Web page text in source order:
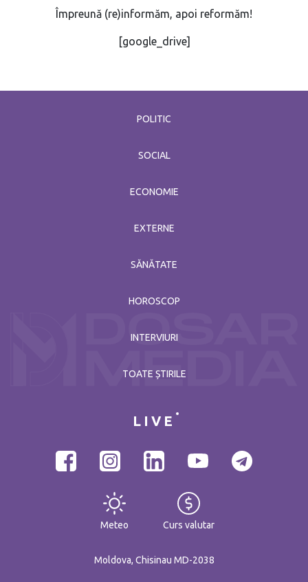
Împreună (re)informăm, apoi reformăm!
[google_drive]
POLITIC
SOCIAL
ECONOMIE
EXTERNE
SĂNĂTATE
HOROSCOP
INTERVIURI
TOATE ȘTIRILE
LIVE
Meteo Curs valutar
Moldova, Chisinau MD-2038